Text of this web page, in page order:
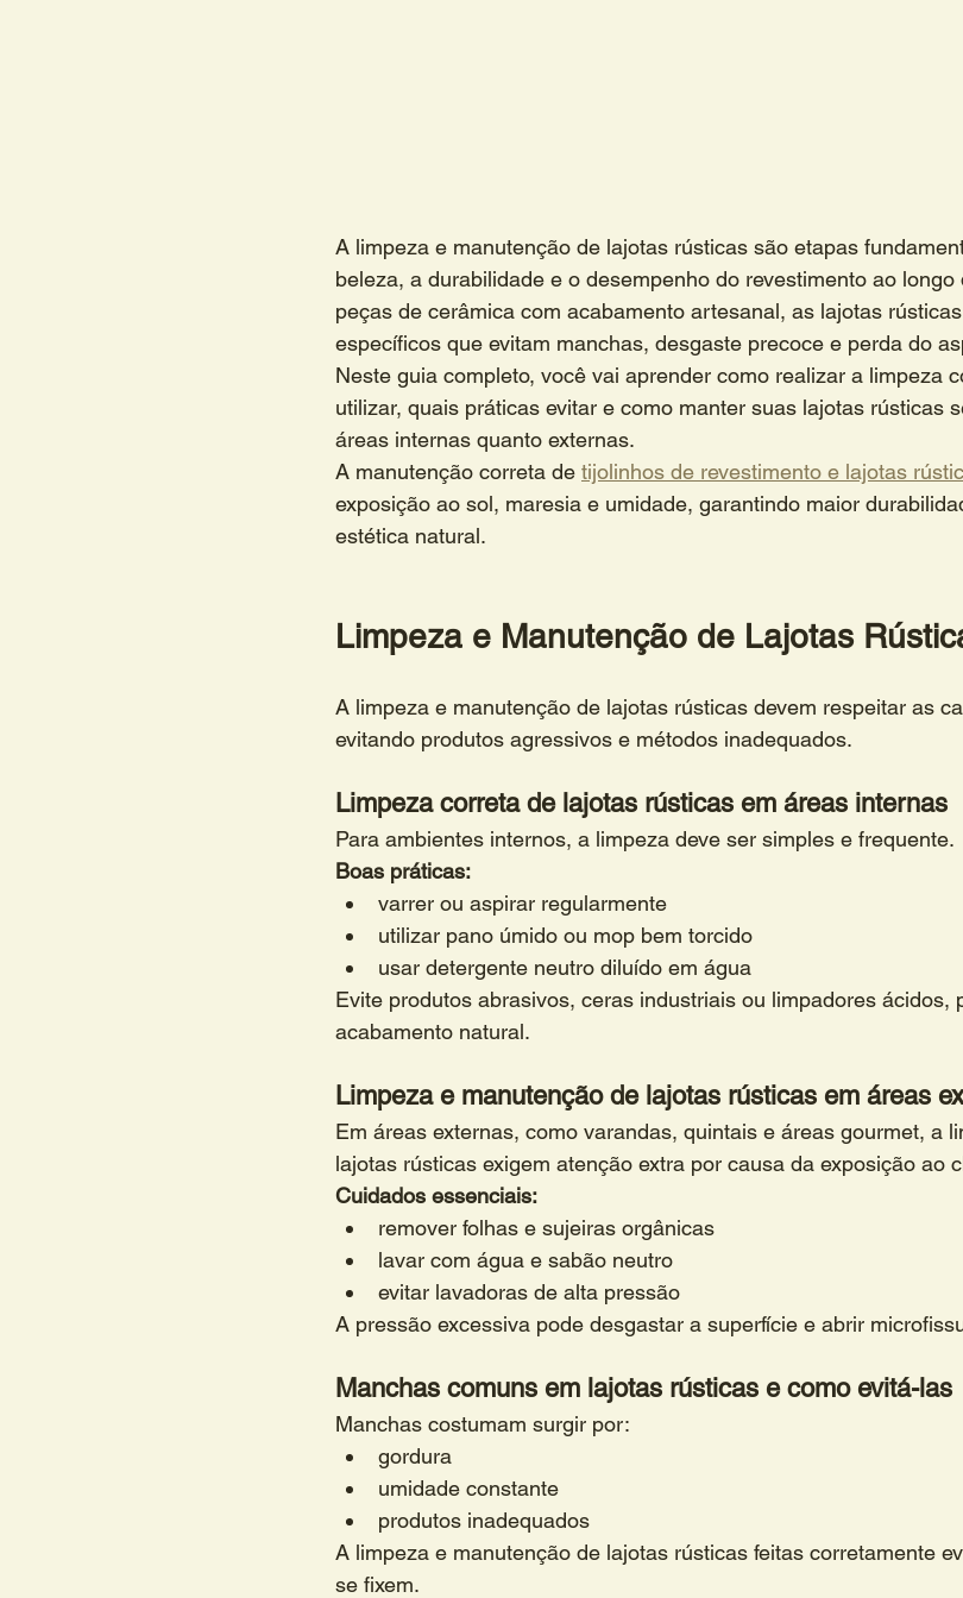
A limpeza e manutenção de lajotas rústicas são etapas
beleza, a durabilidade e o desempenho do revestimento ao longo
peças de cerâmica com acabamento artesanal, as lajotas
específicos que evitam manchas, desgaste precoce e perda do
Neste guia completo, você vai aprender como realizar a limpeza
utilizar, quais práticas evitar e como manter suas lajotas rústicas
áreas internas quanto externas.
A manutenção correta de tijolinhos de revestimento e lajotas
exposição ao sol, maresia e umidade, garantindo maior
estética natural.
Limpeza e Manutenção de Lajotas
A limpeza e manutenção de lajotas rústicas devem respeitar as
evitando produtos agressivos e métodos inadequados.
Limpeza correta de lajotas rústicas em áreas internas
Para ambientes internos, a limpeza deve ser simples e frequente.
Boas práticas:
varrer ou aspirar regularmente
utilizar pano úmido ou mop bem torcido
usar detergente neutro diluído em água
Evite produtos abrasivos, ceras industriais ou limpadores ácidos,
acabamento natural.
Limpeza e manutenção de lajotas rústicas em áreas
Em áreas externas, como varandas, quintais e áreas gourmet, a
lajotas rústicas exigem atenção extra por causa da exposição ao
Cuidados essenciais:
remover folhas e sujeiras orgânicas
lavar com água e sabão neutro
evitar lavadoras de alta pressão
A pressão excessiva pode desgastar a superfície e abrir
Manchas comuns em lajotas rústicas e como evitá-las
Manchas costumam surgir por:
gordura
umidade constante
produtos inadequados
A limpeza e manutenção de lajotas rústicas feitas corretamente
se fixem.